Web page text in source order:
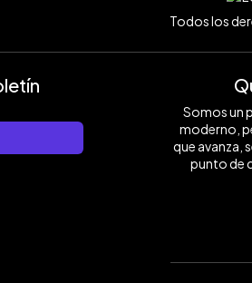
Todos los
Somos un
moderno,
que avanza,
punto de